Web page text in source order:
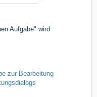
Aufgabe" wird
zur Bearbeitung